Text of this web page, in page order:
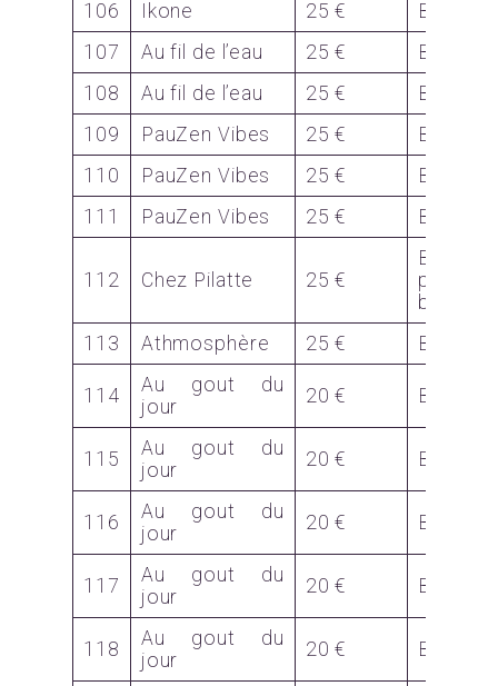
106 Ikone 25 €
Bon
107
Au fil de l’eau 25 €
Bon
108
Au fil de l’eau 25 €
Bon
109
PauZen Vibes 25 €
Bon
110
PauZen Vibes 25 €
Bon
111
PauZen Vibes 25 € Bon
112 Chez Pilatte 25 €
Bon
paquet
biscuits
113
Athmosphère 25 € Bon
114
Au gout du
jour
20 € Bon
115
Au gout du
jour
20 € Bon
116
Au gout du
jour
20 € Bon
117
Au gout du
jour
20 € Bon
118
Au gout du
jour
20 € Bon